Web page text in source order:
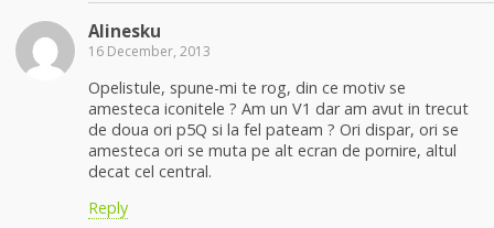
Alinesku
16 December, 2013
Opelistule, spune-mi te rog, din ce motiv se
amesteca iconitele ? Am un V1 dar am avut in trecut
de doua ori p5Q si la fel pateam ? Ori dispar, ori se
amesteca ori se muta pe alt ecran de pornire, altul
decat cel central.
Reply